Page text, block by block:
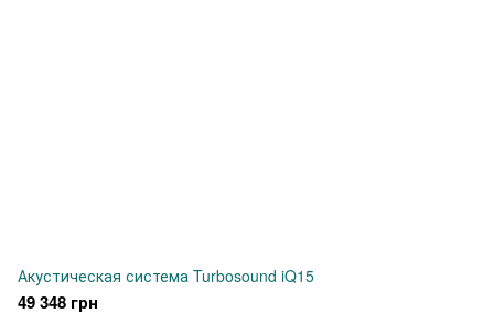
Акустическая система Turbosound iQ15
49 348 грн